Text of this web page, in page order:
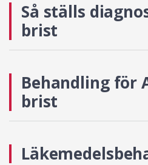
Så ställs
brist
Behandling för
brist